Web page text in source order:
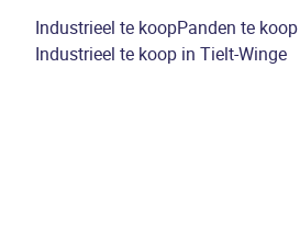
Industrieel te koopPanden te
Industrieel te koop in Tielt-Winge